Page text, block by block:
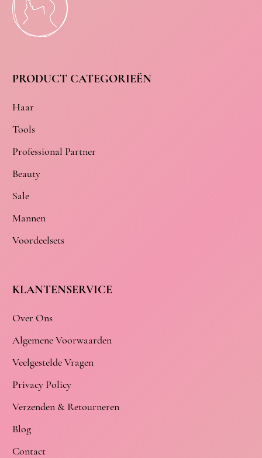
PRODUCT CATEGORIEËN
Haar
Tools
Professional Partner
Beauty
Sale
Mannen
Voordeelsets
KLANTENSERVICE
Over Ons
Algemene Voorwaarden
Veelgestelde Vragen
Privacy Policy
Verzenden & Retourneren
Blog
Contact